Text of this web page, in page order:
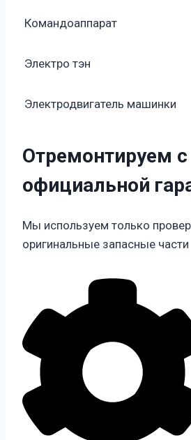
Командоаппарат
Электро тэн
Электродвигатель машинки
Отремонтируем с
официальной
Мы используем только
оригинальные запасные части